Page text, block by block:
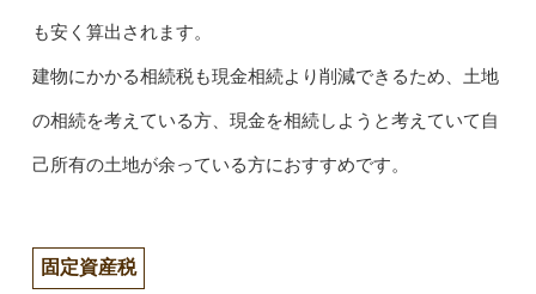
も安く算出されます。
建物にかかる相続税も現金相続より削減できるため、土地
の相続を考えている方、現金を相続しようと考えていて自
己所有の土地が余っている方におすすめです。
固定資産税